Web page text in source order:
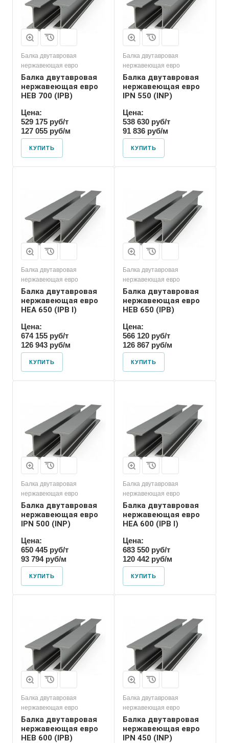
Балка двутавровая
нержавеющая евро
Балка двутавровая
нержавеющая евро
HEB 700 (IPB)
Цена:
529 175 руб/т
127 055 руб/м
КУПИТЬ
Балка двутавровая
нержавеющая евро
Балка двутавровая
нержавеющая евро
IPN 550 (INP)
Цена:
538 630 руб/т
91 836 руб/м
КУПИТЬ
Балка двутавровая
нержавеющая евро
Балка двутавровая
нержавеющая евро
HEA 650 (IPB l)
Цена:
674 155 руб/т
126 943 руб/м
КУПИТЬ
Балка двутавровая
нержавеющая евро
Балка двутавровая
нержавеющая евро
HEB 650 (IPB)
Цена:
566 120 руб/т
126 867 руб/м
КУПИТЬ
Балка двутавровая
нержавеющая евро
Балка двутавровая
нержавеющая евро
IPN 500 (INP)
Цена:
650 445 руб/т
93 794 руб/м
КУПИТЬ
Балка двутавровая
нержавеющая евро
Балка двутавровая
нержавеющая евро
HEA 600 (IPB l)
Цена:
683 550 руб/т
120 442 руб/м
КУПИТЬ
Балка двутавровая
нержавеющая евро
Балка двутавровая
нержавеющая евро
HEB 600 (IPB)
Балка двутавровая
нержавеющая евро
Балка двутавровая
нержавеющая евро
IPN 450 (INP)